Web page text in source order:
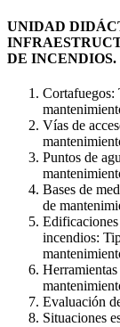
UNIDAD
DE INCENDIOS.
Cortafuegos:
Vías de
Puntos de
Bases de
de
incendios:
Evaluación
Situaciones